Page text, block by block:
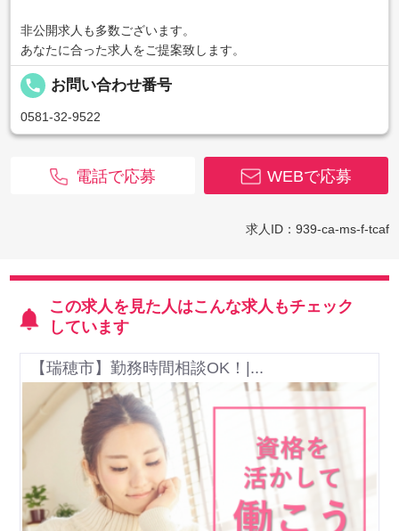
非公開求人も多数ございます。
あなたに合った求人をご提案致します。
local_phone お問い合わせ番号
0581-32-9522
WEBで応募
電話で応募
求人ID：939-ca-ms-f-tcaf
この求人を見た人はこんな求人もチェック
しています
【瑞穂市】勤務時間相談OK！|...